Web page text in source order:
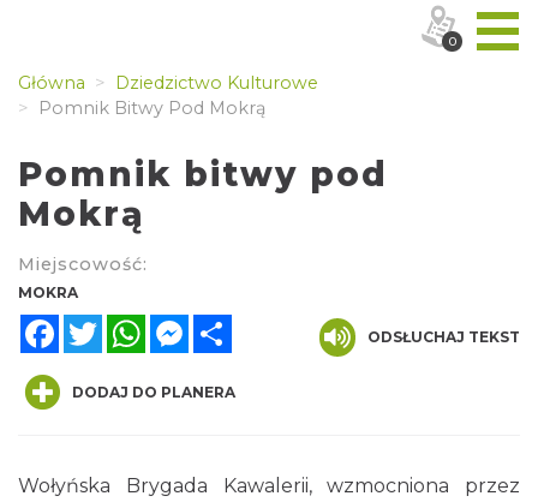
Główna
Dziedzictwo Kulturowe
Pomnik Bitwy Pod Mokrą
Pomnik bitwy pod
Mokrą
Miejscowość:
MOKRA
FacebookTwitterWhatsAppMessenger
ODSŁUCHAJ TEKST
DODAJ DO PLANERA
Wołyńska Brygada Kawalerii, wzmocniona przez
0